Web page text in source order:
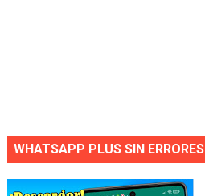
WHATSAPP PLUS SIN ERRORES